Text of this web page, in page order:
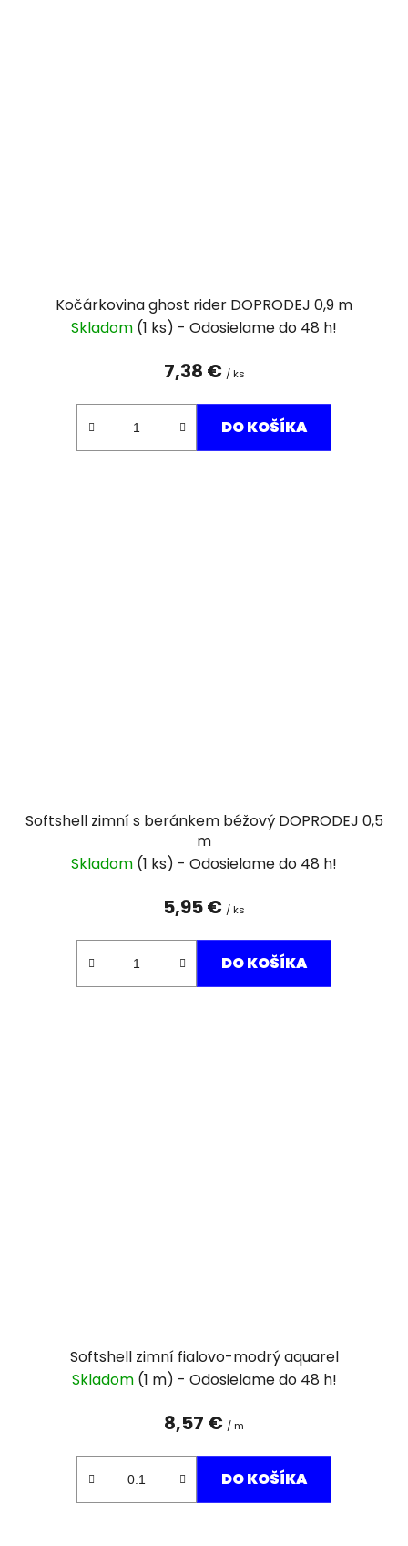
Kočárkovina ghost rider DOPRODEJ 0,9 m
Skladom (1 ks)
7,38 € / ks
DO KOŠÍKA
Softshell zimní s beránkem béžový DOPRODEJ 0,5
m
Skladom (1 ks)
5,95 € / ks
DO KOŠÍKA
Softshell zimní fialovo-modrý aquarel
Skladom (1 m)
8,57 € / m
DO KOŠÍKA